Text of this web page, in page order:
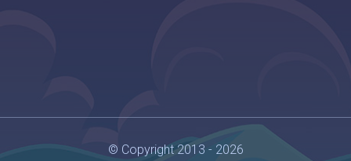
© Copyright 2013 - 2026